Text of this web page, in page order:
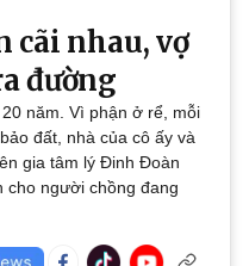
Multimedia
Video
Ảnh
cãi nhau, vợ
đường
năm. Vì phận ở rể, mỗi
đất, nhà của cô ấy và
gia tâm lý Đinh Đoàn
cho người chồng đang